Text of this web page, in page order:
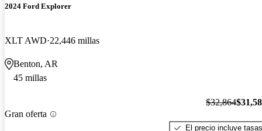
2024 Ford Explorer
XLT AWD 22,446 millas
Benton, AR
45 millas
Gran oferta
$32,864
El precio incluye tasas